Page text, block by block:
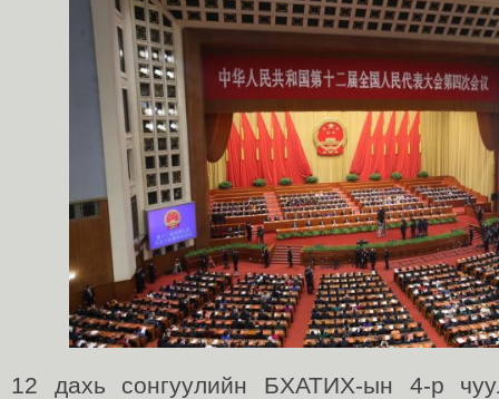
12 дахь сонгуулийн БХАТИХ-ын 4-р